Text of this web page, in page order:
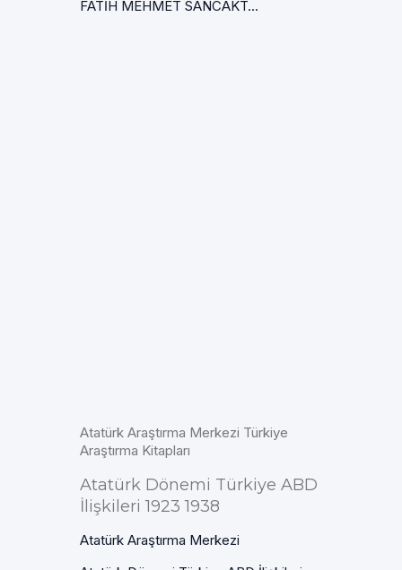
FATİH MEHMET SANCAKT...
Atatürk Araştırma Merkezi Türkiye
Araştırma Kitapları
Atatürk Dönemi Türkiye ABD
İlişkileri 1923 1938
Atatürk Araştırma Merkezi